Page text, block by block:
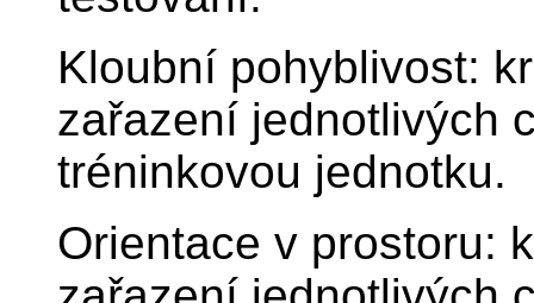
Kloubní pohyblivost:
zařazení jednotlivých
tréninkovou jednotku.
Orientace v prostoru: